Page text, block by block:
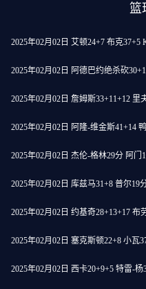
篮
2025年02月02日 艾顿24+7 布克
2025年02月02日 阿德巴约绝杀砍
2025年02月02日 詹姆斯33+11+12
2025年02月02日 阿隆-维金斯41+14
2025年02月02日 杰伦-格林29分 阿门
2025年02月02日 库兹马31+8 普尔
2025年02月02日 约基奇28+13+17
2025年02月02日 塞克斯顿22+8 小瓦
2025年02月02日 西卡20+9+5 特雷-